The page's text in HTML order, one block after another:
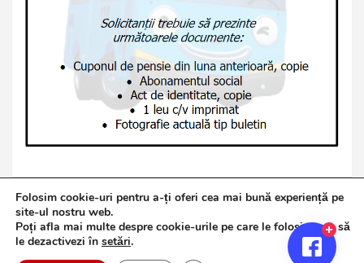
Copyright © 2026Jurnalul de Brăila
Politică de confidențialitate
Theme Horse
Folosim cookie-uri pentru a-ți oferi cea mai bună experiență pe
site-ul nostru web.
Poți afla mai multe despre cookie-urile pe care le folosim sau să
le dezactivezi în setări.